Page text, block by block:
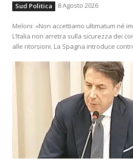
Sud Politica 8 Agosto 2026
Meloni: «Non accettiamo ultimatum né
L’Italia non arretra sulla sicurezza dei
alle ritorsioni. La Spagna introduce